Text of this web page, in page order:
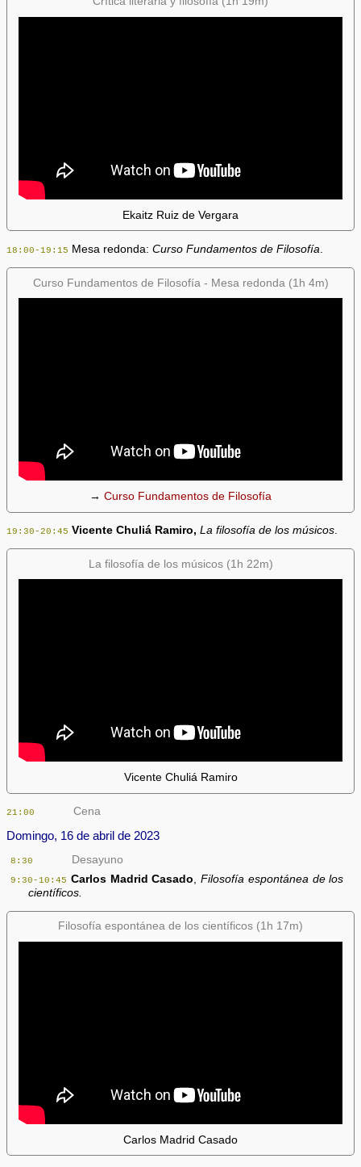
Ekaitz Ruiz de Vergara
18:00-19:15 Mesa redonda:Curso Fundamentos de Filosofía.
Curso Fundamentos de Filosofía - Mesa redonda (1h 4m)
→ Curso Fundamentos de Filosofía
19:30-20:45 Vicente Chuliá Ramiro, La filosofía de los músicos.
La filosofía de los músicos (1h 22m)
Vicente Chuliá Ramiro
21:00 Cena
Domingo, 16 de abril de 2023
8:30 Desayuno
9:30-10:45 Carlos Madrid Casado ,Filosofía espontánea de los
científicos.
Filosofía espontánea de los científicos (1h 17m)
Carlos Madrid Casado